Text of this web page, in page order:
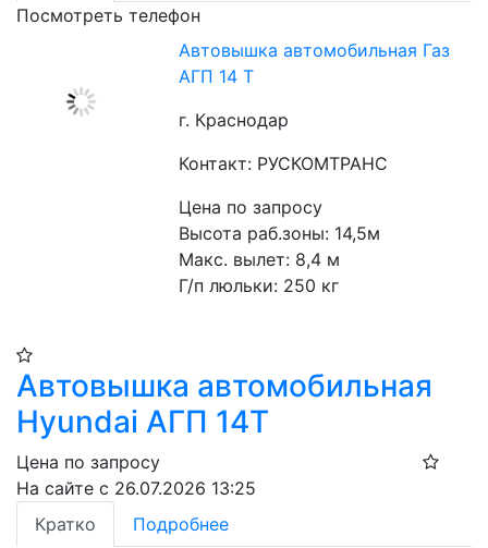
Посмотреть телефон
Автовышка автомобильная Газ
АГП 14 Т
г. Краснодар
Контакт: РУСКОМТРАНС
Цена по запросу
Высота раб.зоны: 14,5м
Макс. вылет: 8,4 м
Г/п люльки: 250 кг
Автовышка автомобильная
Hyundai АГП 14Т
Цена по запросу
На сайте с 26.07.2026 13:25
Кратко
Подробнее